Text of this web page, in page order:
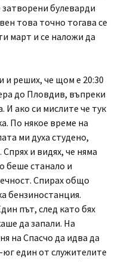
булеварди
това точно тогава се
март и се наложи да
и реших, че щом е 20:30
до Пловдив, въпреки
И ако си мислите че тук
По някое време на
ми духа студено,
и видях, че няма
беше станало и
Спирах общо
бензиностанция.
път, след като бях
да запали. На
на Спасчо да идва да
един от служителите